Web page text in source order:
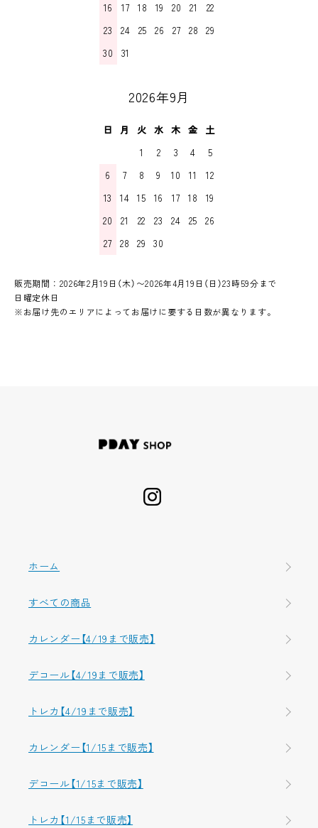
16
17 18 19 20 21
22
23
24 25 26 27 28
29
30
31
2026年9月
日 月 火 水 木 金 土
1
2 3 4
5
6
7 8 9 10 11
12
13
14 15 16 17 18
19
20
21 22 23 24 25
26
27
28 29 30
販売期間：2026年2月19日（木）〜2026年4月19日（日）23時59分まで
日曜定休日
※お届け先のエリアによってお届けに要する日数が異なります。
ホーム
すべての商品
カレンダー【4/19まで販売】
デコール【4/19まで販売】
トレカ【4/19まで販売】
カレンダー【1/15まで販売】
デコール【1/15まで販売】
トレカ【1/15まで販売】